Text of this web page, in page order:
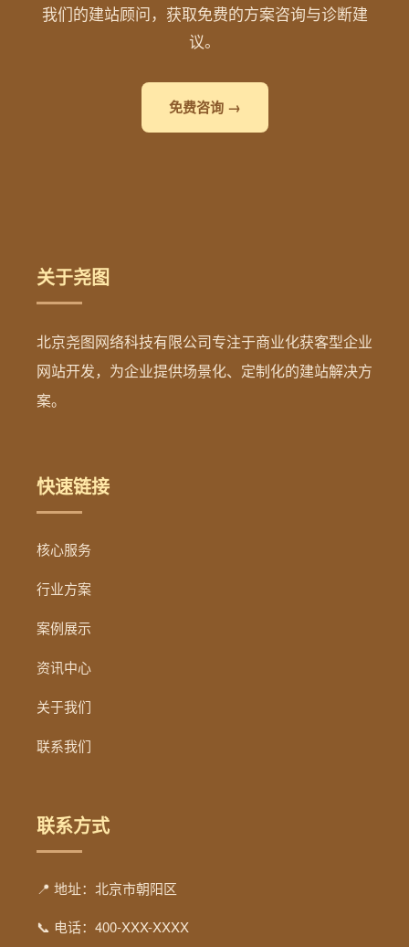
我们的建站顾问，获取免费的方案咨询与诊断建
议。
免费咨询 →
关于尧图
北京尧图网络科技有限公司专注于商业化获客型企业
网站开发，为企业提供场景化、定制化的建站解决方
案。
快速链接
核心服务
行业方案
案例展示
资讯中心
关于我们
联系我们
联系方式
📍 地址：北京市朝阳区
📞 电话：400-XXX-XXXX